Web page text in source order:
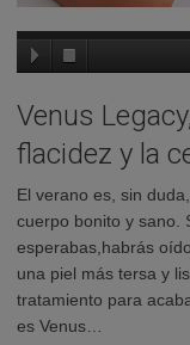
Venus
flacidez y la
El verano es, sin
cuerpo bonito y sano.
esperabas,habrás
una piel más tersa y
tratamiento para
es Venus…